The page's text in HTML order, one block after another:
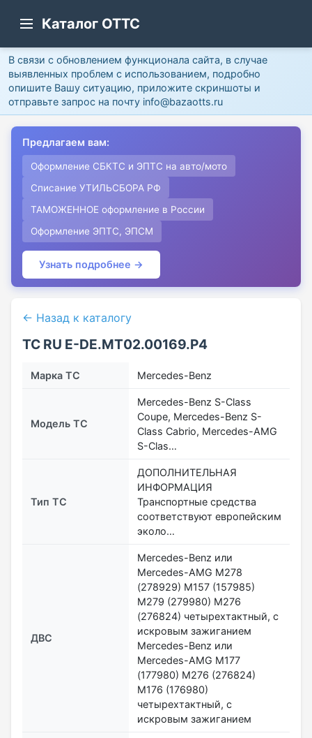
Каталог ОТТС
В связи с обновлением функционала сайта, в случае
выявленных проблем с использованием, подробно
опишите Вашу ситуацию, приложите скриншоты и
отправьте запрос на почту info@bazaotts.ru
Предлагаем вам:
Оформление СБКТС и ЭПТС на авто/мото
Списание УТИЛЬСБОРА РФ
ТАМОЖЕННОЕ оформление в России
Оформление ЭПТС, ЭПСМ
Узнать подробнее →
← Назад к каталогу
ТС RU Е-DE.МТ02.00169.Р4
Марка ТС Mercedes-Benz
Модель ТС
Mercedes-Benz S-Class
Coupe, Mercedes-Benz S-
Class Cabrio, Mercedes-AMG
S-Clas…
Тип ТС
ДОПОЛНИТЕЛЬНАЯ
ИНФОРМАЦИЯ
Транспортные средства
соответствуют европейским
эколо…
ДВС
Mercedes-Benz или
Mercedes-AMG M278
(278929) M157 (157985)
M279 (279980) M276
(276824) четырехтактный, с
искровым зажиганием
Mercedes-Benz или
Mercedes-AMG M177
(177980) M276 (276824)
M176 (176980)
четырехтактный, с
искровым зажиганием